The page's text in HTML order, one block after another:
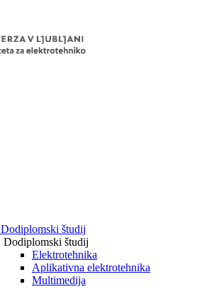
Dodiplomski študij
Dodiplomski študij
Elektrotehnika
Aplikativna elektrotehnika
Multimedija